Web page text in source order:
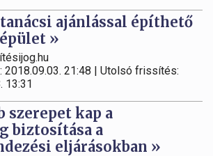
ajánlással építhető
»
2018.09.03. 21:48 | Utolsó frissítés:
13:31
szerepet kap a
biztosítása a
eljárásokban »